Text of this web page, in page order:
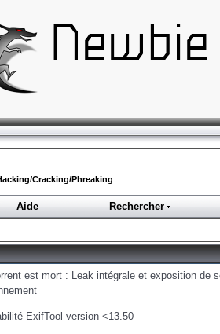
Cracking/Phreaking
Aide Rechercher
est mort : Leak intégrale et exposition de
ExifTool version <13.50